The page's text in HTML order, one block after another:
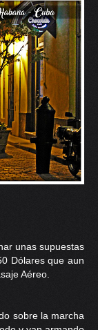
unas supuestas
Dólares que aun
Aéreo.
sobre la marcha